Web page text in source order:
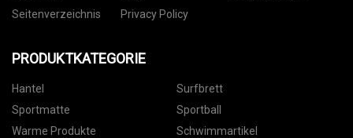
Seitenverzeichnis
Privacy Policy
PRODUKTKATEGORIE
Hantel
Surfbrett
Sportmatte
Sportball
Warme Produkte
Schwimmartikel